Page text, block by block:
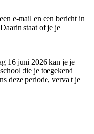
e-mail en een bericht in
staat of je je
16 juni 2026 kan je je
die je toegekend
deze periode, vervalt je